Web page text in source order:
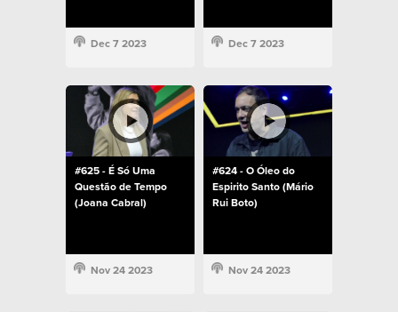
Dec 7 2023 Dec 7 2023
#625 - É Só Uma
Questão de Tempo
(Joana Cabral)
Nov 24 2023
#624 - O Óleo do
Espirito Santo (Mário
Rui Boto)
Nov 24 2023